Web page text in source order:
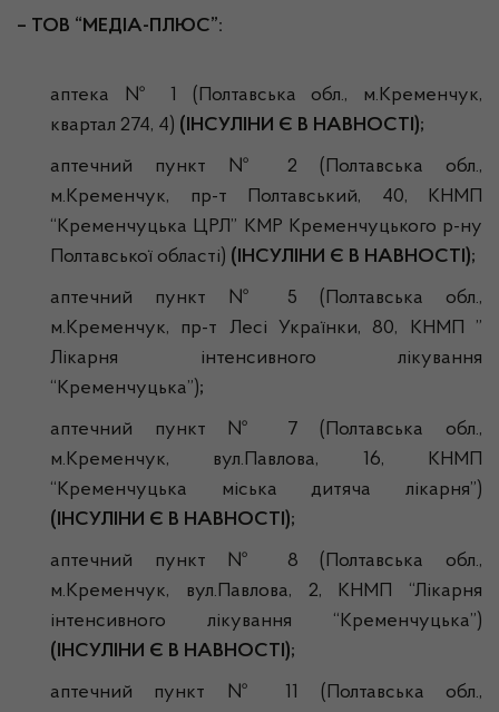
– ТОВ “МЕДІА-ПЛЮС”:
аптека № 1 (Полтавська обл., м.Кременчук,
квартал 274, 4) (ІНСУЛІНИ Є В НАВНОСТІ);
аптечний пункт № 2 (Полтавська обл.,
м.Кременчук, пр-т Полтавський, 40, КНМП
“Кременчуцька ЦРЛ” КМР Кременчуцького р-ну
Полтавської області) (ІНСУЛІНИ Є В НАВНОСТІ);
аптечний пункт № 5 (Полтавська обл.,
м.Кременчук, пр-т Лесі Українки, 80, КНМП ”
Лікарня інтенсивного лікування
“Кременчуцька”);
аптечний пункт № 7 (Полтавська обл.,
м.Кременчук, вул.Павлова, 16, КНМП
“Кременчуцька міська дитяча лікарня”)
(ІНСУЛІНИ Є В НАВНОСТІ);
аптечний пункт № 8 (Полтавська обл.,
м.Кременчук, вул.Павлова, 2, КНМП “Лікарня
інтенсивного лікування “Кременчуцька”)
(ІНСУЛІНИ Є В НАВНОСТІ);
аптечний пункт № 11 (Полтавська обл.,